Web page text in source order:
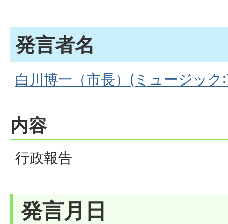
発言者名
白川博一（市長）(ミュージック
内容
行政報告
発言月日